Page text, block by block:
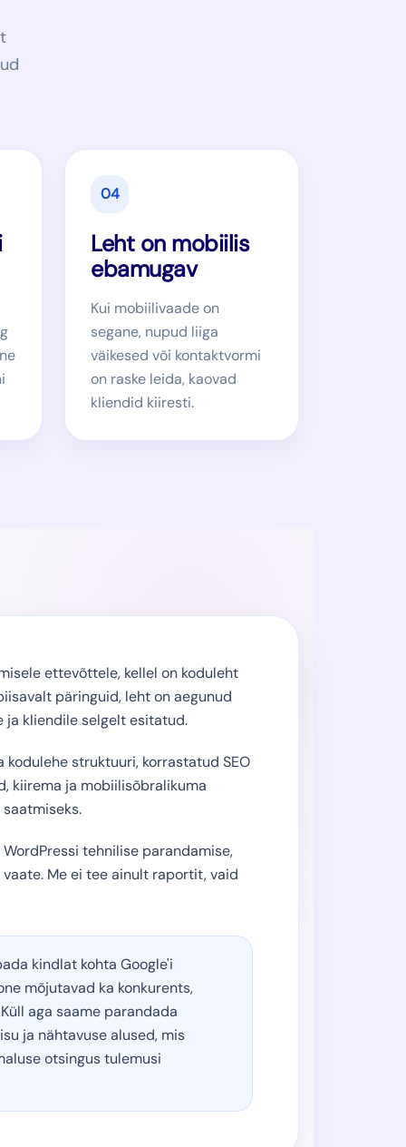
04
Leht on mobiilis
ebamugav
Kui mobiilivaade on
segane, nupud liiga
väikesed või kontaktvormi
on raske leida, kaovad
kliendid kiiresti.
ettevõttele, kellel on koduleht
päringuid, leht on aegunud
ja kliendile selgelt esitatud.
struktuuri, korrastatud SEO
kiirema ja mobiilisõbralikuma
tehnilise parandamise,
Me ei tee ainult raportit, vaid
kindlat kohta Google'i
mõjutavad ka konkurents,
aga saame parandada
ja nähtavuse alused, mis
otsingus tulemusi